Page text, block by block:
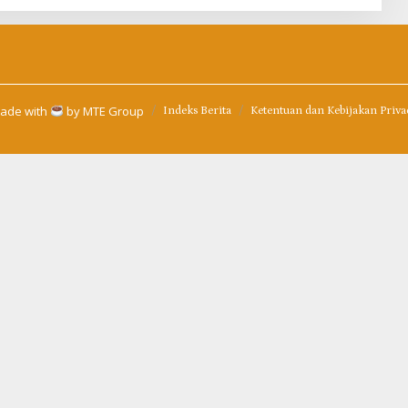
with byMTE Group Indeks Berita Ketentuan dan Kebijakan